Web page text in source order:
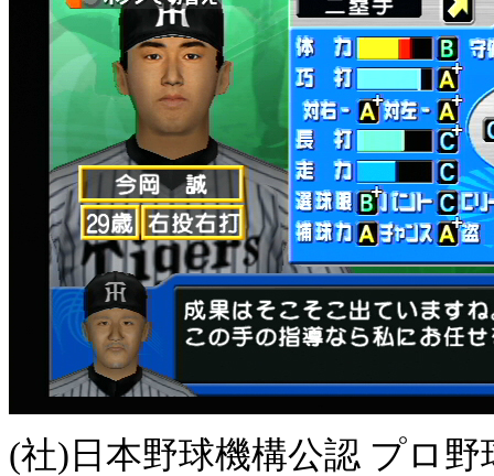
(社)日本野球機構公認 プロ野